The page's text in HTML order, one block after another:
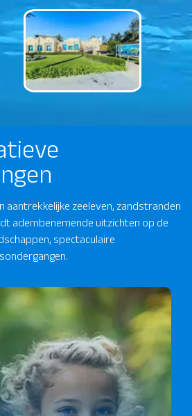
aantrekkelijke zeeleven, zandstranden
adembenemende uitzichten op de
spectaculaire